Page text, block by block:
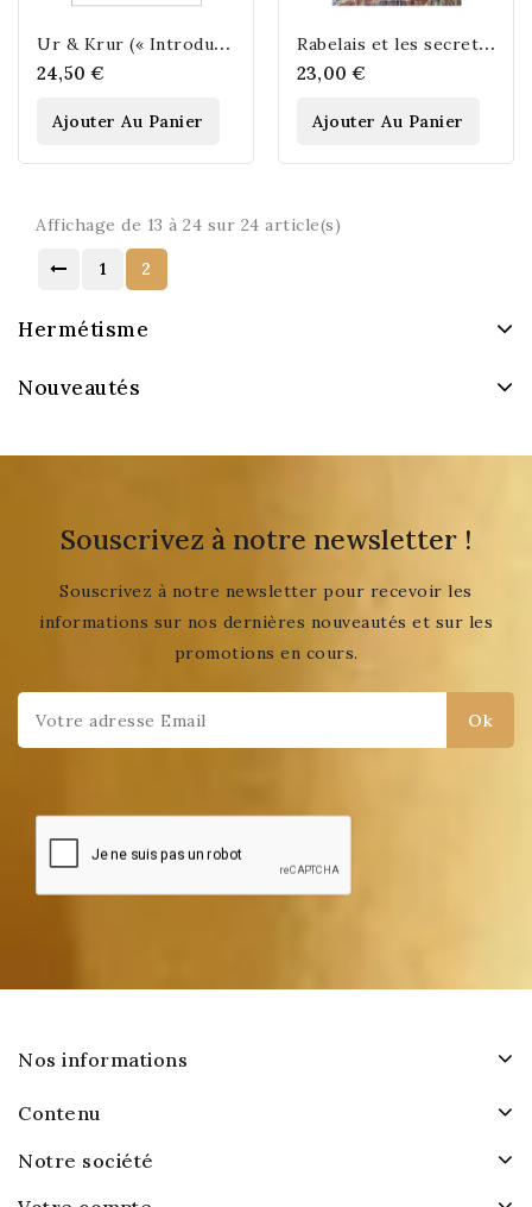
U
r & Krur (« Introduction à la magie ») - I : Ur 1927
24,50 €
Ajouter Au Panier
R
abelais et les secrets du Pantagruel
23,00 €
Ajouter Au Panier
Affichage de 13 à 24 sur 24 article(s)
1 2
Hermétisme
Nouveautés
Souscrivez à notre newsletter !
Souscrivez à notre newsletter pour recevoir les
informations sur nos dernières nouveautés et sur les
promotions en cours.
Nos informations
Contenu
Notre société